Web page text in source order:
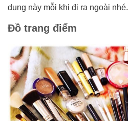
dụng này mỗi khi đi ra ngoài nhé.
Đồ trang điểm